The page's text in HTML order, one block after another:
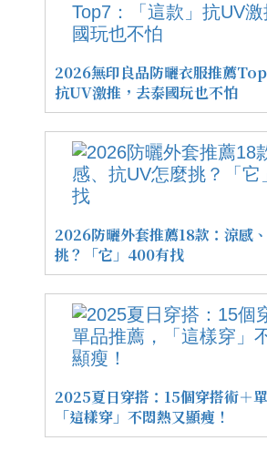
2026無印良品防曬衣服推薦
抗UV激推，去泰國玩也不怕
2026防曬外套推薦18款：涼感
挑？「它」400有找
2025夏日穿搭：15個穿搭術＋
「這樣穿」不悶熱又顯瘦！